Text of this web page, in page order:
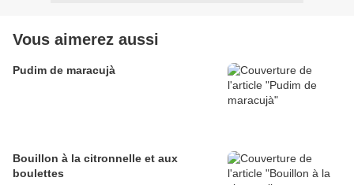
Vous aimerez aussi
Pudim de maracujà
Bouillon à la citronnelle et aux
boulettes